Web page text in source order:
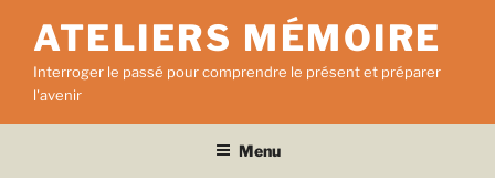
contenu
principal
ATELIERS MÉMOIRE
Interroger le passé pour comprendre le présent et préparer
l'avenir
Menu